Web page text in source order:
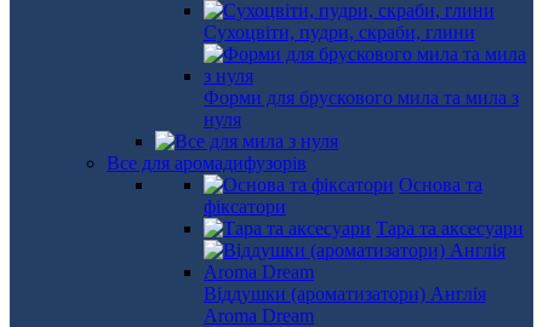
Сухоцвіти, пудри, скраби, глини
Форми для брускового мила та мила з
нуля
Все для аромадифузорів
Основа та
фіксатори
Тара та аксесуари
Віддушки (ароматизатори) Англія
Aroma Dream